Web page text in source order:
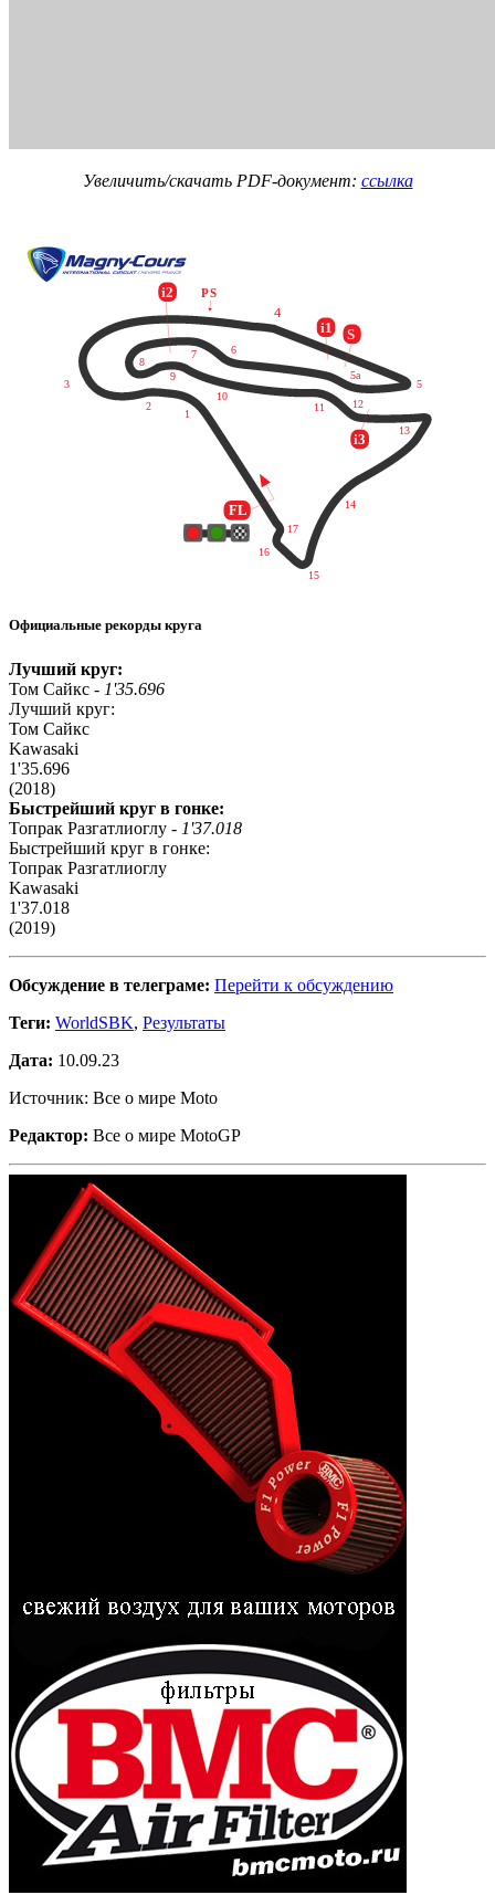
Увеличить/скачать PDF-документ: ссылка
Официальные рекорды круга
Лучший круг:
Том Сайкс - 1'35.696
Лучший круг:
Том Сайкс
Kawasaki
1'35.696
(2018)
Быстрейший круг в гонке:
Топрак Разгатлиоглу - 1'37.018
Быстрейший круг в гонке:
Топрак Разгатлиоглу
Kawasaki
1'37.018
(2019)
Обсуждение в телеграме: Перейти к обсуждению
Теги: WorldSBK, Результаты
Дата: 10.09.23
Источник: Все о мире Moto
Редактор: Все о мире MotoGP